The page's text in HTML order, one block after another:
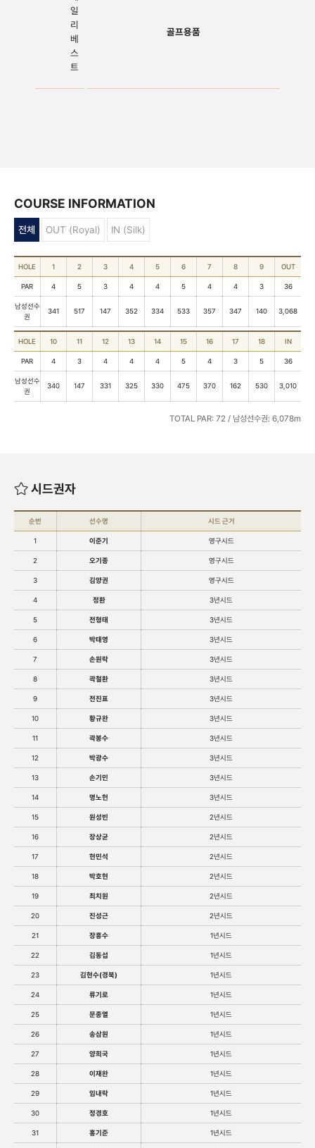
일
리
베
스
트
골프용품
COURSE INFORMATION
전체 OUT (Royal) IN (Silk)
HOLE 1 2 3 4 5 6 7 8 9 OUT
PAR 4 5 3 4 4 5 4 4 3 36
남성선수
권
341 517 147 352 334 533 357 347 140 3,068
HOLE 10 11 12 13 14 15 16 17 18 IN
PAR 4 3 4 4 4 5 4 3 5 36
남성선수
권
340 147 331 325 330 475 370 162 530 3,010
TOTAL PAR: 72 / 남성선수권: 6,078m
시드권자
순번 선수명 시드 근거
1 이준기 영구시드
2 오기종 영구시드
3 김양권 영구시드
4 정환 3년시드
5 전형태 3년시드
6 박태영 3년시드
7 손원락 3년시드
8 곽철환 3년시드
9 전진표 3년시드
10 황규완 3년시드
11 곽봉수 3년시드
12 박광수 3년시드
13 손기민 3년시드
14 명노헌 3년시드
15 원성빈 2년시드
16 장상균 2년시드
17 현민석 2년시드
18 박호현 2년시드
19 최치원 2년시드
20 진성근 2년시드
21 장흥수 1년시드
22 김동섭 1년시드
23 김현수(경북) 1년시드
24 류기로 1년시드
25 문종열 1년시드
26 송삼원 1년시드
27 양희국 1년시드
28 이재완 1년시드
29 임내락 1년시드
30 정경호 1년시드
31 홍기준 1년시드